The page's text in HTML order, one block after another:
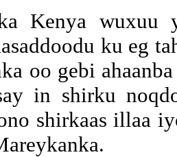
Kenya wuxuu
ku eg
oo gebi
in shirku
shirkaas illaa